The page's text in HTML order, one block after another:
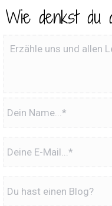
Wie denkst du